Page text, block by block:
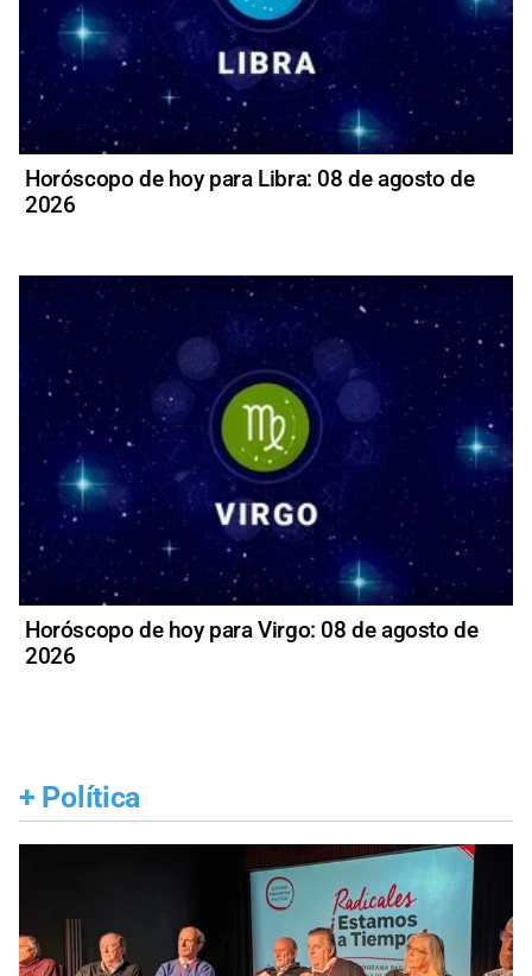
Horóscopo de hoy para Libra: 08 de agosto de
2026
Horóscopo de hoy para Virgo: 08 de agosto de
2026
+ Política